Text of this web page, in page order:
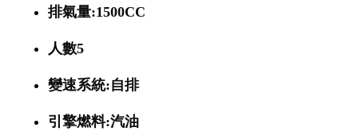
排氣量:1500CC
人數5
變速系統:自排
引擎燃料:汽油